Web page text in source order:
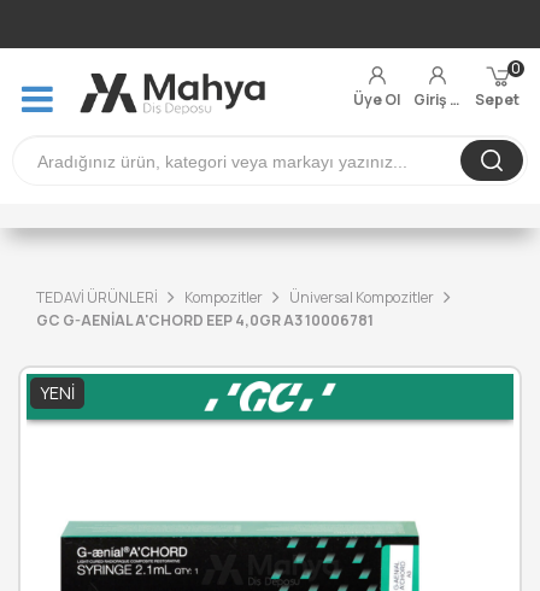
Üye Ol Giriş Yap Sepet
0
TEDAVİ ÜRÜNLERİ Kompozitler
Üniversal Kompozitler
GC G-AENİAL A'CHORD EEP 4,0GR A3 10006781
YENI